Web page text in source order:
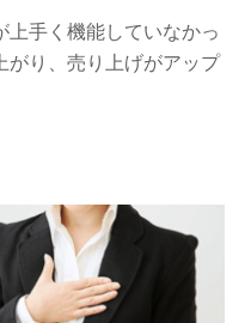
上手く機能していなかっ
がり、売り上げがアップ